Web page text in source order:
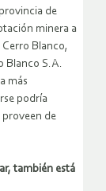
de
minera a
Blanco,
Blanco S.A.
más
podría
proveen de
también está